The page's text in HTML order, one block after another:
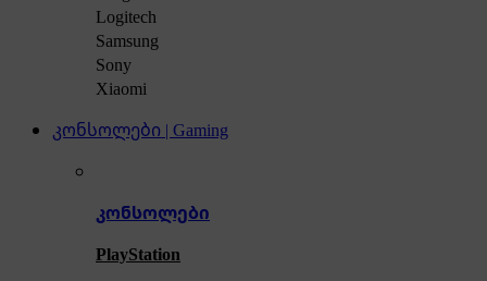
Logitech
Samsung
Sony
Xiaomi
კონსოლები | Gaming
კონსოლები
PlayStation